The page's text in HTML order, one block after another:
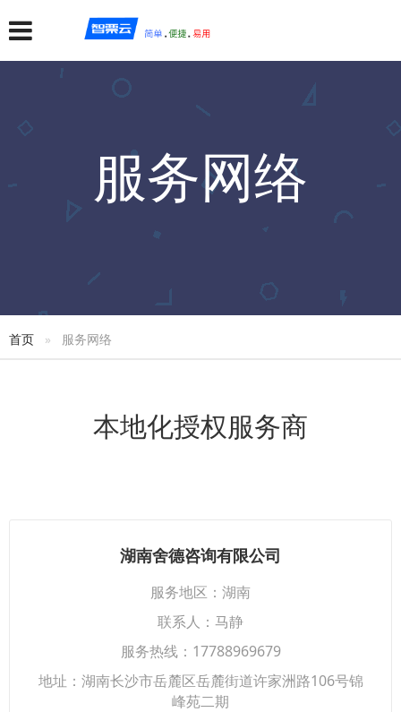
服务网络
首页 服务网络
本地化授权服务商
湖南舍德咨询有限公司
服务地区：湖南
联系人：马静
服务热线：17788969679
地址：湖南长沙市岳麓区岳麓街道许家洲路106号锦
峰苑二期